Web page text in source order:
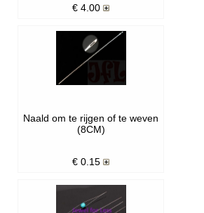
€ 4.00
Naald om te rijgen of te weven
(8CM)
€ 0.15